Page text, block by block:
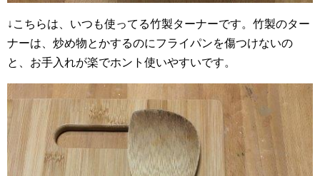
↓こちらは、いつも使ってる竹製ターナーです。竹製のター
ナーは、炒め物とかするのにフライパンを傷つけないの
と、お手入れが楽でホント使いやすいです。